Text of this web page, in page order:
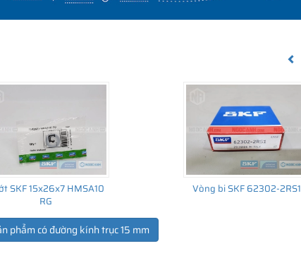
về nguồn gốc của sản phẩm. Ngoài ra bạn cũng có thể tự kiểm tra
SKF 15x26x7 HMSA10
RG
Vòng bi SKF 62302-2RS1
phẩm có đường kính trục 15 mm